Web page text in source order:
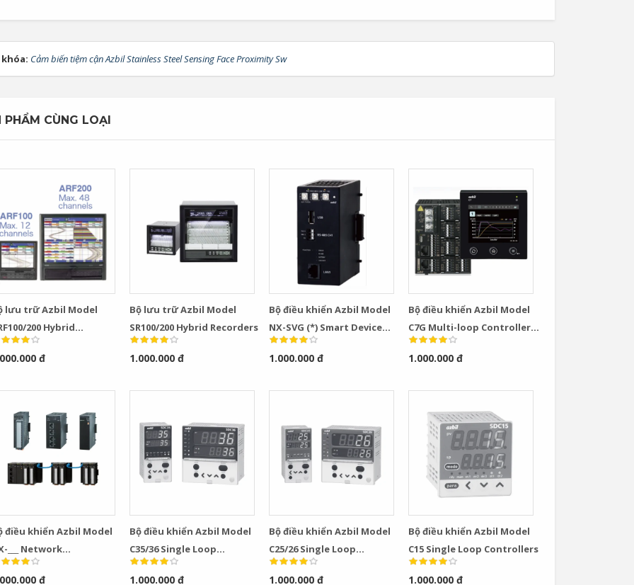
Cảm biến tiệm cận Azbil Stainless Steel Sensing Face Proximity Sw
PHẨM CÙNG LOẠI
lưu trữ Azbil Model
200 Hybrid
đ
Bộ lưu trữ Azbil Model
SR100/200 Hybrid Recorders
1.000.000 đ
Bộ điều khiển Azbil Model
NX-SVG (*) Smart Device
Gateway
1.000.000 đ
Bộ điều khiển Azbil Model
C7G Multi-loop Controller
with Multifunction Display
Model
1.000.000 đ
điều khiển Azbil Model
___ Network
Modules
đ
Bộ điều khiển Azbil Model
C35/36 Single Loop
Controllers
1.000.000 đ
Bộ điều khiển Azbil Model
C25/26 Single Loop
Controllers
1.000.000 đ
Bộ điều khiển Azbil Model
C15 Single Loop Controllers
1.000.000 đ